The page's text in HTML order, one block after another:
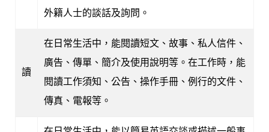
外籍人士的談話及詢問。
讀
在日常生活中，能閱讀短文、故事、私人信件、
廣告、傳單、簡介及使用說明等。在工作時，能
閱讀工作須知、公告、操作手冊、例行的文件、
傳真、電報等。